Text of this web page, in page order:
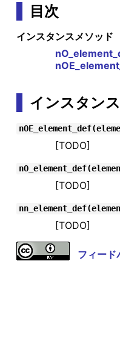
目次
インスタンスメソッド
インスタン
[TODO]
[TODO]
[TODO]
フィード